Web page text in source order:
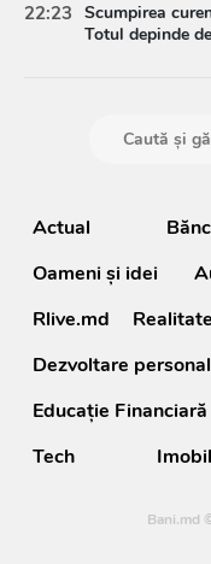
22:23 Scumpirea
Totul depinde
Actual
Oameni şi idei
Rlive.md
Dezvoltare
Educație Financiară
Tech
Bani.md